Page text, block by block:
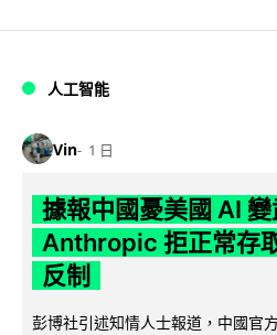
人工智能
Vin 1 日
據報中國憂美國 AI
Anthropic 拒正常存
反制
彭博社引述知情人士報道，中國官